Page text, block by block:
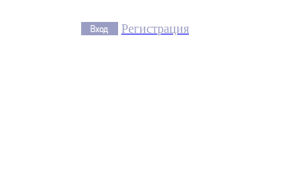
Регистрация